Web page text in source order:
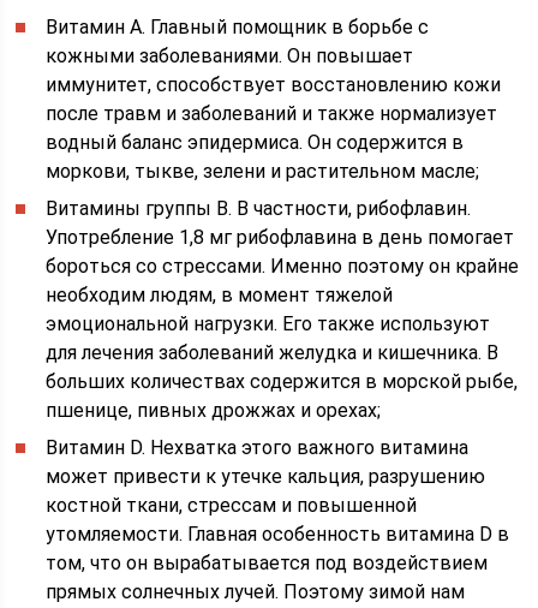
Витамин А. Главный помощник в борьбе с
кожными заболеваниями. Он повышает
иммунитет, способствует восстановлению кожи
после травм и заболеваний и также нормализует
водный баланс эпидермиса. Он содержится в
моркови, тыкве, зелени и растительном масле;
Витамины группы В. В частности, рибофлавин.
Употребление 1,8 мг рибофлавина в день помогает
бороться со стрессами. Именно поэтому он крайне
необходим людям, в момент тяжелой
эмоциональной нагрузки. Его также используют
для лечения заболеваний желудка и кишечника. В
больших количествах содержится в морской рыбе,
пшенице, пивных дрожжах и орехах;
Витамин D. Нехватка этого важного витамина
может привести к утечке кальция, разрушению
костной ткани, стрессам и повышенной
утомляемости. Главная особенность витамина D в
том, что он вырабатывается под воздействием
прямых солнечных лучей. Поэтому зимой нам